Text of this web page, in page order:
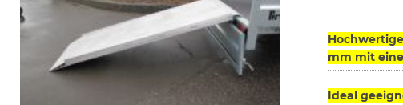
mm mit
Ideal